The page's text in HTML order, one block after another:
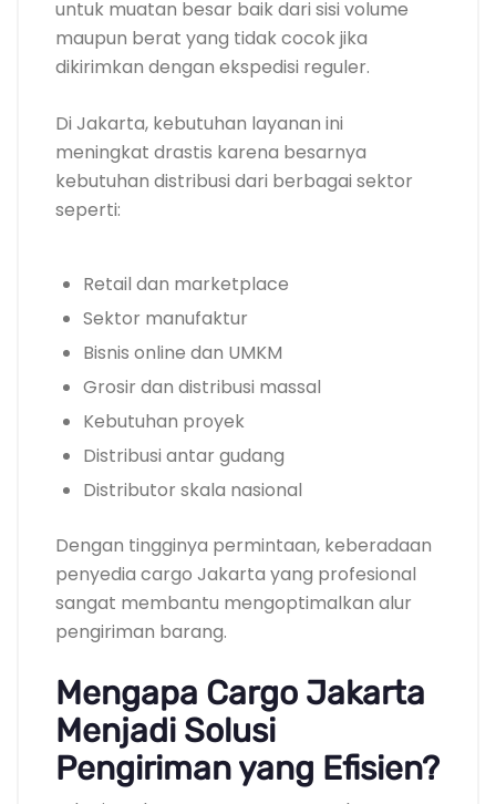
untuk muatan besar baik dari sisi volume
maupun berat yang tidak cocok jika
dikirimkan dengan ekspedisi reguler.
Di Jakarta, kebutuhan layanan ini
meningkat drastis karena besarnya
kebutuhan distribusi dari berbagai sektor
seperti:
Retail dan marketplace
Sektor manufaktur
Bisnis online dan UMKM
Grosir dan distribusi massal
Kebutuhan proyek
Distribusi antar gudang
Distributor skala nasional
Dengan tingginya permintaan, keberadaan
penyedia cargo Jakarta yang profesional
sangat membantu mengoptimalkan alur
pengiriman barang.
Mengapa Cargo Jakarta
Menjadi Solusi
Pengiriman yang Efisien?